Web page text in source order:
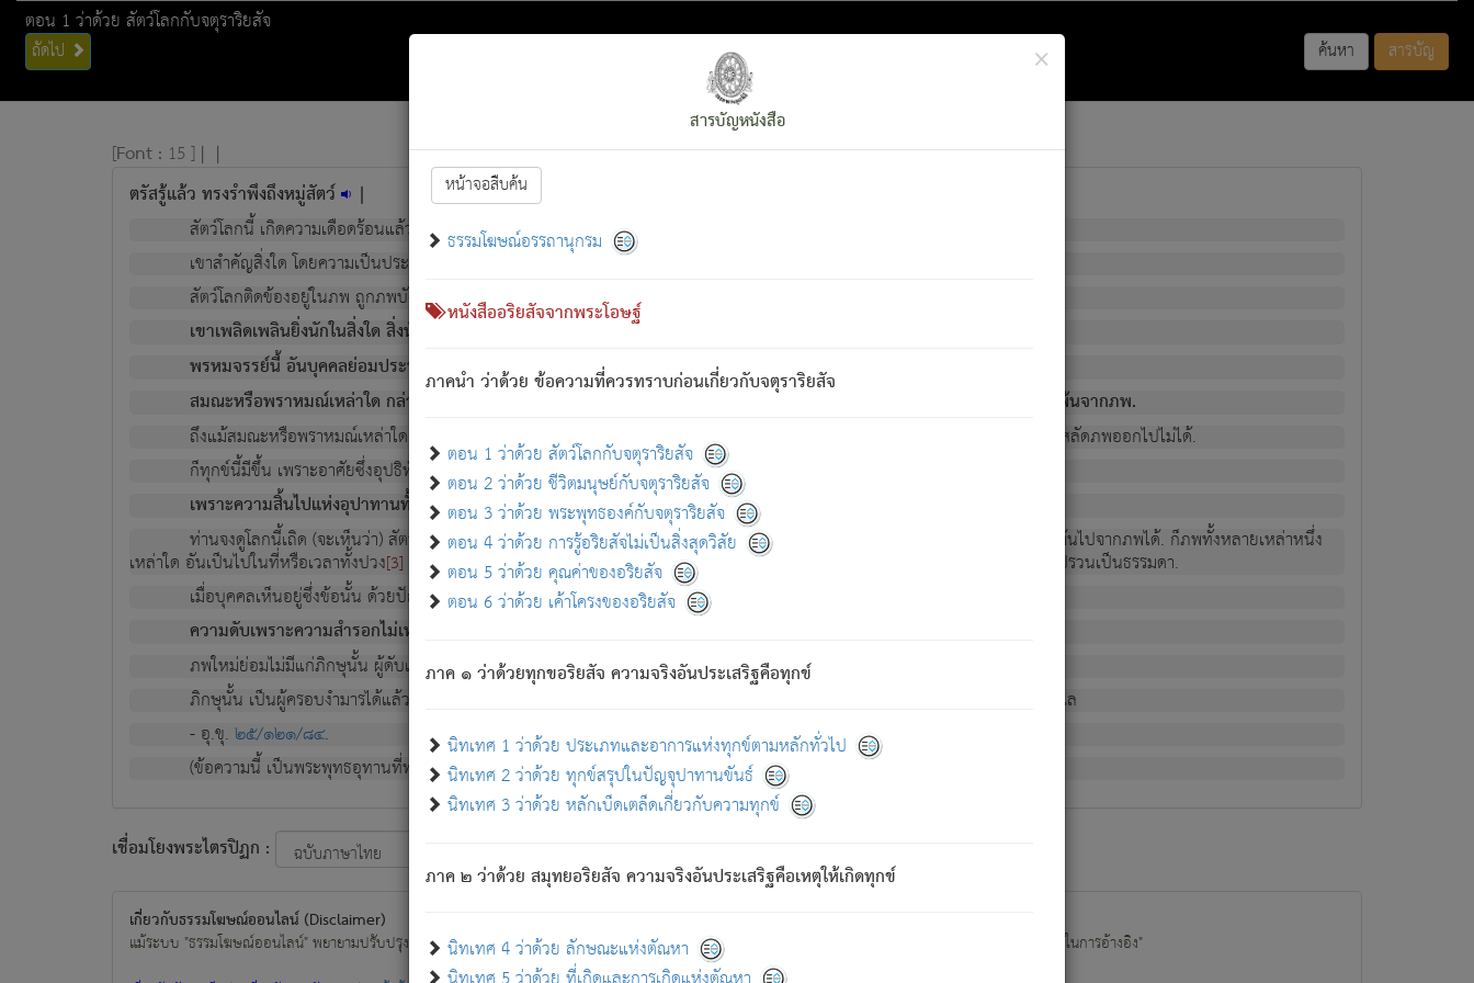
ตอน 1 ว่าด้วย สัตว์โลกกับจตุราริยสัจ
ถัดไป ค้นหา สารบัญ
×
สารบัญหนังสือ
หน้าจอสืบค้น
ธรรมโฆษณ์อรรถานุกรม
หนังสืออริยสัจจากพระโอษฐ์
ภาคนำ ว่าด้วย ข้อความที่ควรทราบก่อนเกี่ยวกับจตุราริยสัจ
ตอน 1 ว่าด้วย สัตว์โลกกับจตุราริยสัจ
ตอน 2 ว่าด้วย ชีวิตมนุษย์กับจตุราริยสัจ
ตอน 3 ว่าด้วย พระพุทธองค์กับจตุราริยสัจ
ตอน 4 ว่าด้วย การรู้อริยสัจไม่เป็นสิ่งสุดวิสัย
ตอน 5 ว่าด้วย คุณค่าของอริยสัจ
ตอน 6 ว่าด้วย เค้าโครงของอริยสัจ
ภาค ๑ ว่าด้วยทุกขอริยสัจ ความจริงอันประเสริฐคือทุกข์
นิทเทศ 1 ว่าด้วย ประเภทและอาการแห่งทุกข์ตามหลักทั่วไป
นิทเทศ 2 ว่าด้วย ทุกข์สรุปในปัญจุปาทานขันธ์
นิทเทศ 3 ว่าด้วย หลักเบ็ดเตล็ดเกี่ยวกับความทุกข์
ภาค ๒ ว่าด้วย สมุทยอริยสัจ ความจริงอันประเสริฐคือเหตุให้เกิดทุกข์
นิทเทศ 4 ว่าด้วย ลักษณะแห่งตัณหา
[Font : 15 ] | |
ตรัสรู้แล้ว ทรงรำพึงถึงหมู่สัตว์ |
สัตว์โลกนี้ เกิดความเดือดร้อนแล้ว มีผัสสะบังหน้า[1]ย่อมกล่าวซึ่งโรค (ความเสียดแทง) นั้นโดยความเป็นตัวเป็นตน
เขาสำคัญสิ่งใด โดยความเป็นประการใด แต่สิ่งนั้นย่อมเป็น (ตามที่เป็นจริง) โดยประการอื่นจากที่เขาสำคัญนั้น
สัตว์โลกติดข้องอยู่ในภพ ถูกภพบังหน้าแล้ว มีภพโดยความเป็นอย่างอื่น (จากที่มันเป็นอยู่จริง) จึงได้เพลิดเพลินยิ่งนักในภพนั้น
เขาเพลิดเพลินยิ่งนักในสิ่งใด สิ่งนั้นเป็นภัย (ที่เขาไม่รู้จัก) : เขากลัวต่อสิ่งใดสิ่งนั้นเป็นทุกข์
พรหมจรรย์นี้ อันบุคคลย่อมประพฤติ ก็เพื่อการละขาดซึ่งภพ.
สมณะหรือพราหมณ์เหล่าใด กล่าวความหลุดพ้นจากภพว่ามีได้เพราะภพ เรากล่าวว่า สมณะหรือพราหมณ์ทั้งปวงนั้น มิใช่ผู้หลดพ้นจากภพ.
ถึงแม้สมณะหรือพราหมณ์เหล่าใด กล่าวความออกไปได้จากภพ ว่ามีได้เพราะวิภพ[2]
: เรากล่าวว่า สมณะหรือพราหมณ์ทั้งปวงนั้น ก็ยังสลัดภพออกไปไม่ได้.
ก็ทุกข์นี้มีขึ้น เพราะอาศัยซึ่งอุปธิทั้งปวง.
เพราะความสิ้นไปแห่งอุปาทานทั้งปวง ความเกิดขึ้นแห่งทุกข์จึงไม่มี.
ท่านจงดูโลกนี้เถิด (จะเห็นว่า) สัตว์ทั้งหลายอันอวิชาหนาแน่นบังหนาแล้ว; และว่า สัตว์ผู้ยินดีในภพอันเป็นแล้วนั้น ย่อมไม่เป็นผู้หลุดพ้นไปจากภพได้. ก็ภพทั้งหลายเหล่าหนึ่ง
เหล่าใด อันเป็นไปในที่หรือเวลาทั้งปวง[3] เพื่อความมีแห่งประโยชน์โดยประการทั้งปวง; ภพทั้งหลายทั้งหมดนั้น ไม่เที่ยง เป็นทุกข์ มีความแปรปรวนเป็นธรรมดา.
เมื่อบุคคลเห็นอยู่ซึ่งข้อนั้น ด้วยปัญญาอันชอบตามที่เป็นจริงอย่างนี้อยู่; เขาย่อมละภวตัณหาได้ และไม่เพลิดเพลินวิภวตัณหาด้วย.
ความดับเพราะความสำรอกไม่เหลือ (แห่งภพทั้งหลาย) เพราะความสิ้นไปแห่งตัณหาโดยประการทั้งปวง นั้นคือนิพพาน.
ภพใหม่ย่อมไม่มีแก่ภิกษุนั้น ผู้ดับเย็นสนิทแล้ว เพราะไม่มีความยึดมั่น
ภิกษุนั้น เป็นผู้ครอบงำมารได้แล้ว ชนะสงครามแล้ว ก้าวล่วงภพทั้งหลายทั้งปวงได้แล้ว เป็นผู้คงที่ (คือไม่เปลี่ยนแปลงอีกต่อไป). ดังนี้แล
- อุ.ขุ.๒๕/๑๒๑/๘๔.
(ข้อความนี้ เป็นพระพุทธอุทานที่ทรงเปล่งออก ที่โคนต้นโพธิ์เป็นที่ตรัสรู้ เมื่อตรัสรู้แล้วได้ 7 วัน)
เชื่อมโยงพระไตรปิฏก :
เกี่ยวกับธรรมโฆษณ์ออนไลน์ (Disclaimer)
แม้ระบบ "ธรรมโฆษณ์ออนไลน์" พยายามปรับปรุงข้อมูลให้ถูกต้องมากที่สุด ผู้ศึกษาก็พึงตรวจสอบกับตัวเล่มหนังสือต้นฉบับ ที่มีการพิมพ์ครั้งล่าสุด ก่อนนำข้อมูลไปใช้ในการอ้างอิง"